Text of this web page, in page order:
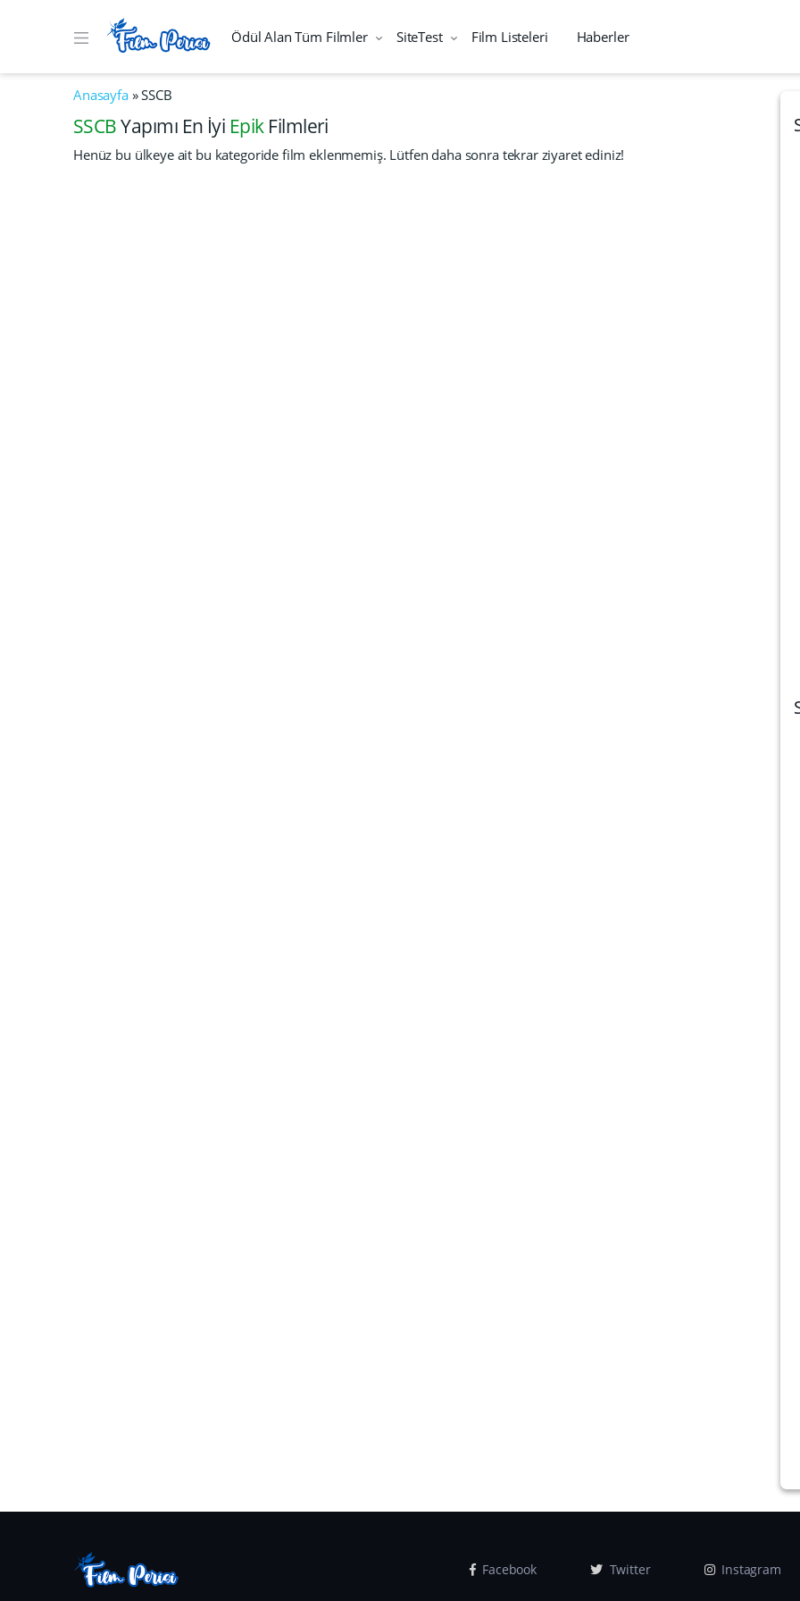
Ödül Alan Tüm Filmler SiteTest Film Listeleri Haberler
Anasayfa»SSCB
SSCBYapımı En İyi Epik Filmleri
Henüz bu ülkeye ait bu kategoride film eklenmemiş. Lütfen daha sonra tekrar ziyaret ediniz!
Facebook Twitter Instagram